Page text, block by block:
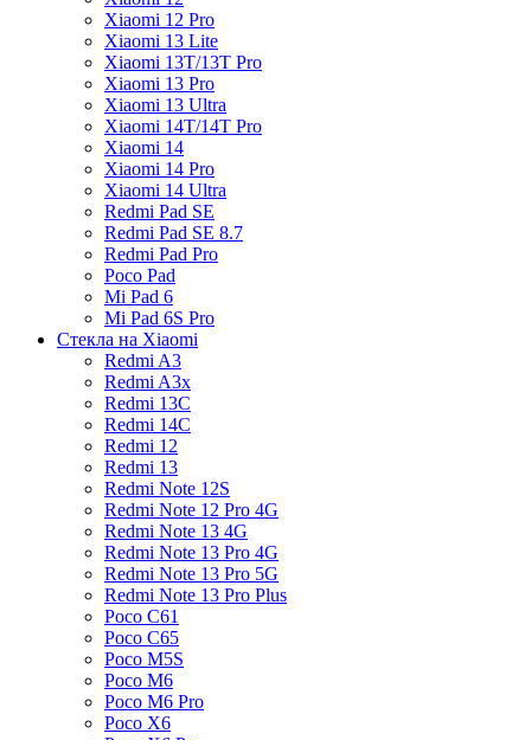
Xiaomi 12 Pro
Xiaomi 13 Lite
Xiaomi 13T/13T Pro
Xiaomi 13 Pro
Xiaomi 13 Ultra
Xiaomi 14T/14T Pro
Xiaomi 14
Xiaomi 14 Pro
Xiaomi 14 Ultra
Redmi Pad SE
Redmi Pad SE 8.7
Redmi Pad Pro
Poco Pad
Mi Pad 6
Mi Pad 6S Pro
Стекла на Xiaomi
Redmi A3
Redmi A3x
Redmi 13C
Redmi 14C
Redmi 12
Redmi 13
Redmi Note 12S
Redmi Note 12 Pro 4G
Redmi Note 13 4G
Redmi Note 13 Pro 4G
Redmi Note 13 Pro 5G
Redmi Note 13 Pro Plus
Poco C61
Poco C65
Poco M5S
Poco M6
Poco M6 Pro
Poco X6